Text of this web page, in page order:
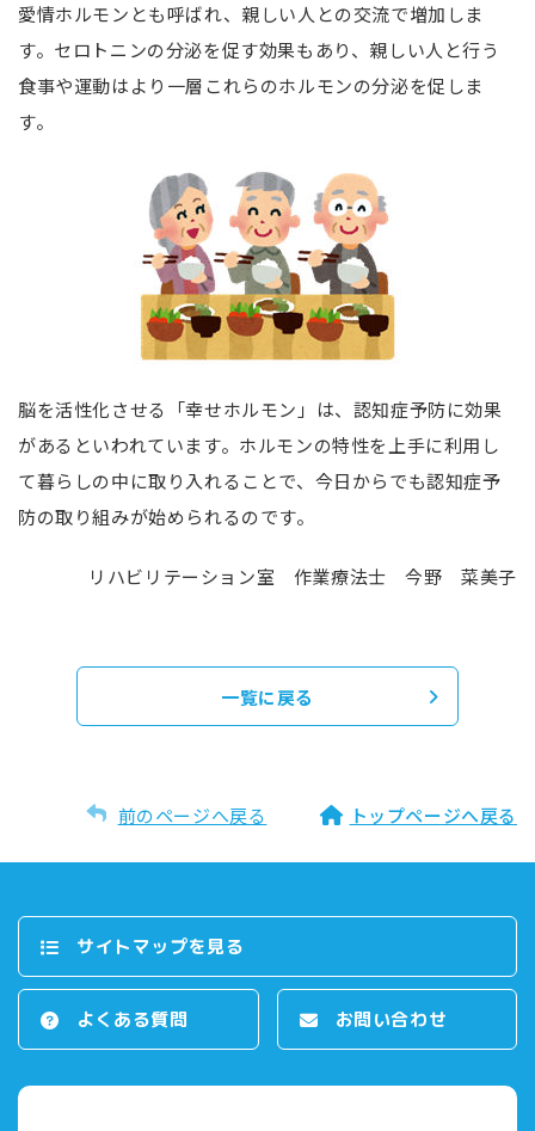
愛情ホルモンとも呼ばれ、親しい人との交流で増加しま
す。セロトニンの分泌を促す効果もあり、親しい人と行う
食事や運動はより一層これらのホルモンの分泌を促しま
す。
脳を活性化させる「幸せホルモン」は、認知症予防に効果
があるといわれています。ホルモンの特性を上手に利用し
て暮らしの中に取り入れることで、今日からでも認知症予
防の取り組みが始められるのです。
リハビリテーション室 作業療法士 今野 菜美子
一覧に戻る
前のページへ戻る トップページへ戻る
サイトマップを⾒る
よくある質問 お問い合わせ